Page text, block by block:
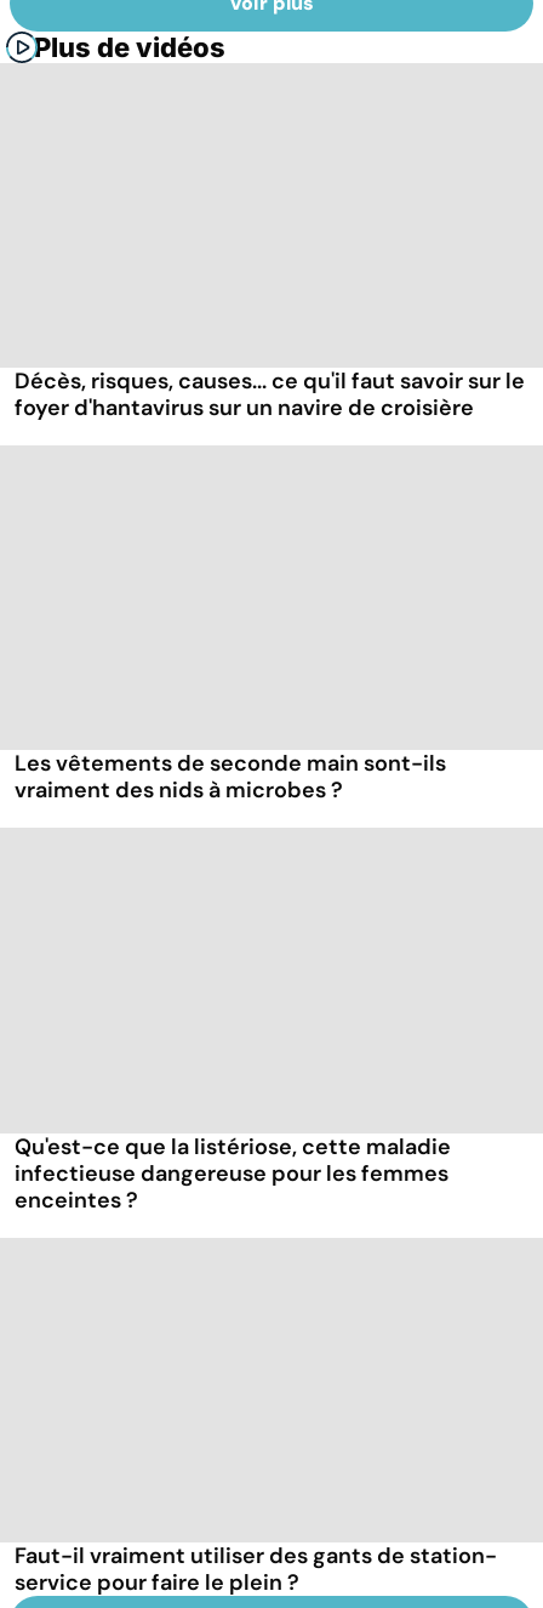
Plus de vidéos
Décès, risques, causes... ce qu'il faut savoir sur le
foyer d'hantavirus sur un navire de croisière
Les vêtements de seconde main sont-ils
vraiment des nids à microbes ?
Qu'est-ce que la listériose, cette maladie
infectieuse dangereuse pour les femmes
enceintes ?
Faut-il vraiment utiliser des gants de station-
service pour faire le plein ?